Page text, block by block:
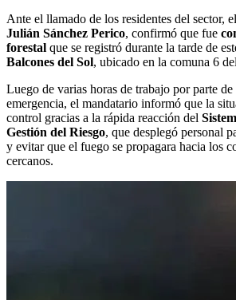
Ante el llamado de los residentes del sector,
Julián Sánchez Perico, confirmó que fue
forestal que se registró durante la tarde de
Balcones del Sol, ubicado en la comuna 6
Luego de varias horas de trabajo por parte
emergencia, el mandatario informó que la
control gracias a la rápida reacción del
Gestión del Riesgo, que desplegó personal
y evitar que el fuego se propagara hacia los
cercanos.